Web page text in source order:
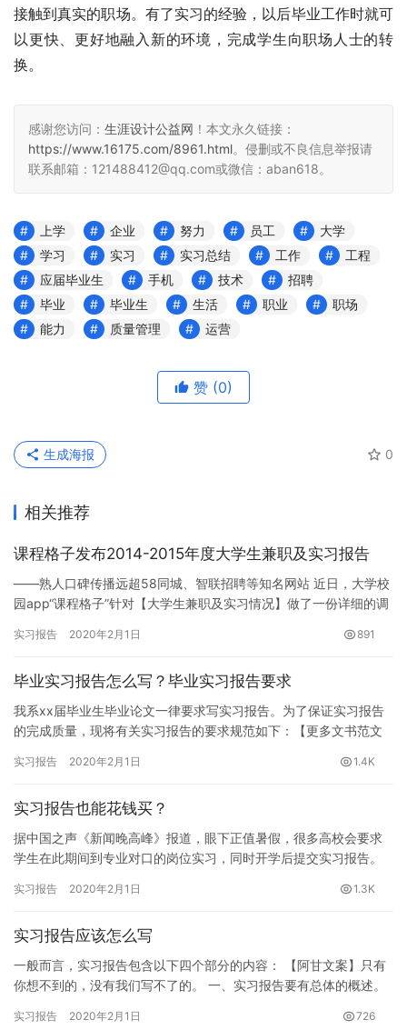
接触到真实的职场。有了实习的经验，以后毕业工作时就可
以更快、更好地融入新的环境，完成学生向职场人士的转
换。
感谢您访问： 生涯设计公益网 ！本文永久链接：
https://www.16175.com/8961.html。侵删或不良信息举报请
联系邮箱：121488412@qq.com或微信：aban618。
上学 企业 努力 员工
大学
学习
实习 实习总结 工作
工程
应届毕业生
手机 技术
招聘
毕业
毕业生 生活 职业
职场
能力
质量管理 运营
赞 (0)
0
生成海报
相关推荐
课程格子发布2014-2015年度大学生兼职及实习报告
——熟人口碑传播远超58同城、智联招聘等知名网站 近日，大学校
园app“课程格子”针对【大学生兼职及实习情况】做了一份详细的调
实习报告 2020年2月1日 891
毕业实习报告怎么写？毕业实习报告要求
我系xx届毕业生毕业论文一律要求写实习报告。为了保证实习报告
的完成质量，现将有关实习报告的要求规范如下：【更多文书范文
…
实习报告 2020年2月1日 1.4K
实习报告也能花钱买？
据中国之声《新闻晚高峰》报道，眼下正值暑假，很多高校会要求
学生在此期间到专业对口的岗位实习，同时开学后提交实习报告。
报告。…
实习报告 2020年2月1日 1.3K
实习报告应该怎么写
一般而言，实习报告包含以下四个部分的内容： 【阿甘文案】只有
你想不到的，没有我们写不了的。 一、实习报告要有总体的概述。
实习报告 2020年2月1日 726